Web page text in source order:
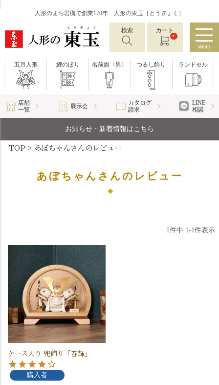
人形のまち岩槻で創業170年 人形の東玉［とうぎょく］
検索 カート
0
MENU
五月人形 鯉のぼり 名前旗〈男〉 つるし飾り ランドセル
店舗
一覧
展示会
カタログ
請求
LINE
相談
お知らせ・新着情報はこちら
TOP あぼちゃんさんのレビュー
あぼちゃんさんのレビュー
1件中 1-1件表示
ケース入り 兜飾り「春輝」
購入者